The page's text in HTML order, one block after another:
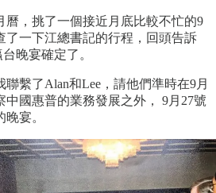
曆，挑了一個接近月底比較不忙的9
了一下江總書記的行程，回頭告訴
晚宴確定了。
繫了Alan和Lee，請他們準時在9月
中國惠普的業務發展之外， 9月27號
宴。